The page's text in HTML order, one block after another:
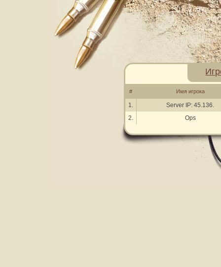
# Имя игрока
1.
Server IP: 45.136.
2.
Ops